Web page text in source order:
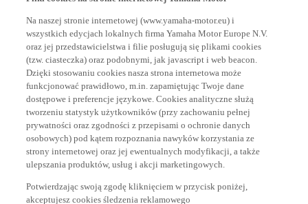
wszystkich edycjach lokalnych firma Yamaha Motor Europe N.V.
oraz jej przedstawicielstwa i filie posługują się plikami cookies
(tzw. ciasteczka) oraz podobnymi, jak javascript i web beacon.
Dzięki stosowaniu cookies nasza strona internetowa może
funkcjonować prawidłowo, m.in. zapamiętując Twoje dane
dostępowe i preferencje językowe. Cookies analityczne służą
tworzeniu statystyk użytkowników (przy zachowaniu pełnej
prywatności oraz zgodności z przepisami o ochronie danych
osobowych) pod kątem rozpoznania nawyków korzystania ze
strony internetowej oraz jej ewentualnych modyfikacji, a także
ulepszania produktów, usług i akcji marketingowych.
akceptujesz cookies śledzenia reklamowego